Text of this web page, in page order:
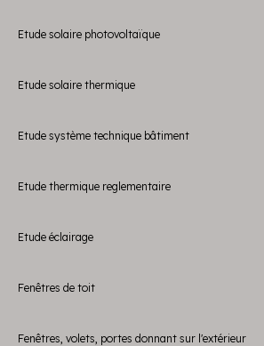
Etude solaire photovoltaïque
Etude solaire thermique
Etude système technique bâtiment
Etude thermique reglementaire
Etude éclairage
Fenêtres de toit
Fenêtres, volets, portes donnant sur l'extérieur